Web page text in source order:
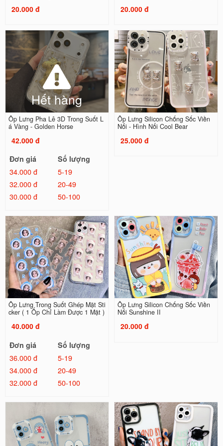
20.000 đ 20.000 đ
Hết hàng
Ốp Lưng Pha Lê 3D Trong Suốt L
á Vàng - Golden Horse
42.000 đ
Đơn giá
Số lượng
34.000 đ
5-19
32.000 đ
20-49
30.000 đ
50-100
Ốp Lưng Silicon Chống Sốc Viền
Nổi - Hình Nổi Cool Bear
25.000 đ
Ốp Lưng Trong Suốt Ghép Mặt Sti
cker ( 1 Ốp Chỉ Làm Được 1 Mặt )
40.000 đ
Đơn giá
Số lượng
36.000 đ
5-19
34.000 đ
20-49
32.000 đ
50-100
Ốp Lưng Silicon Chống Sốc Viền
Nổi Sunshine II
20.000 đ